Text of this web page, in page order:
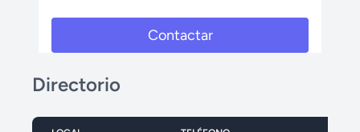
Contactar
Directorio